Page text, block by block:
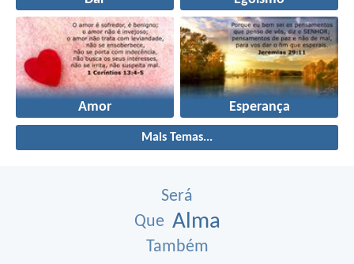
Amor Esperança
Mais Temas...
Será
Que Alma
Também